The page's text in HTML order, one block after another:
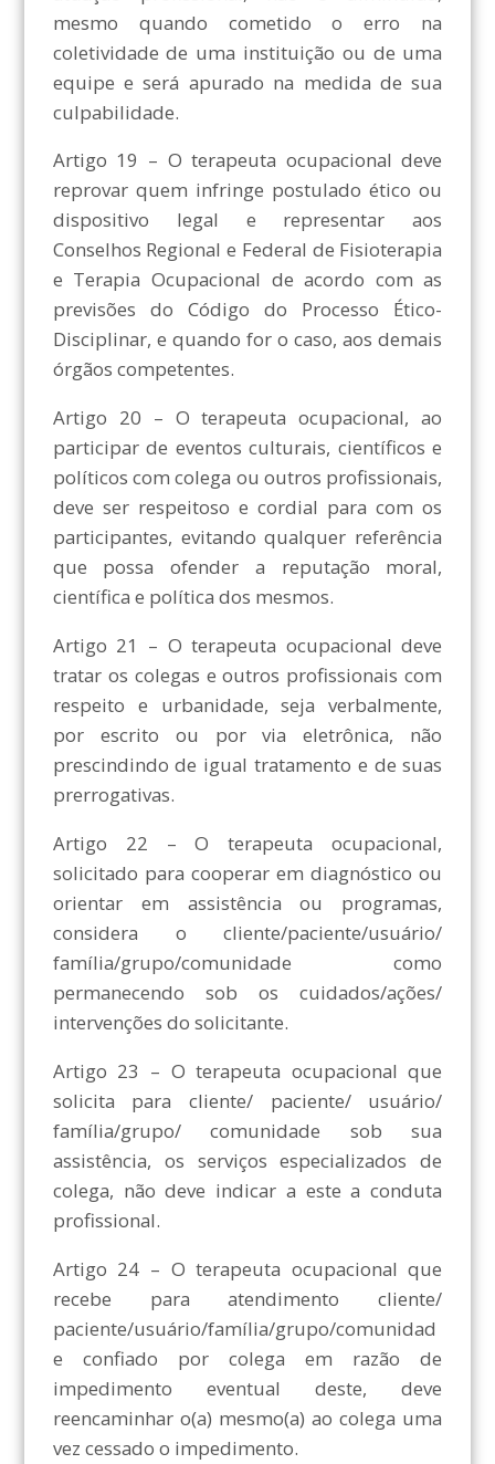
mesmo quando cometido o erro na
coletividade de uma instituição ou de uma
equipe e será apurado na medida de sua
culpabilidade.
Artigo 19 – O terapeuta ocupacional deve
reprovar quem infringe postulado ético ou
dispositivo legal e representar aos
Conselhos Regional e Federal de Fisioterapia
e Terapia Ocupacional de acordo com as
previsões do Código do Processo Ético-
Disciplinar, e quando for o caso, aos demais
órgãos competentes.
Artigo 20 – O terapeuta ocupacional, ao
participar de eventos culturais, científicos e
políticos com colega ou outros profissionais,
deve ser respeitoso e cordial para com os
participantes, evitando qualquer referência
que possa ofender a reputação moral,
científica e política dos mesmos.
Artigo 21 – O terapeuta ocupacional deve
tratar os colegas e outros profissionais com
respeito e urbanidade, seja verbalmente,
por escrito ou por via eletrônica, não
prescindindo de igual tratamento e de suas
prerrogativas.
Artigo 22 – O terapeuta ocupacional,
solicitado para cooperar em diagnóstico ou
orientar em assistência ou programas,
considera o cliente/paciente/usuário/
família/grupo/comunidade como
permanecendo sob os cuidados/ações/
intervenções do solicitante.
Artigo 23 – O terapeuta ocupacional que
solicita para cliente/ paciente/ usuário/
família/grupo/ comunidade sob sua
assistência, os serviços especializados de
colega, não deve indicar a este a conduta
profissional.
Artigo 24 – O terapeuta ocupacional que
recebe para atendimento cliente/
paciente/usuário/família/grupo/comunidad
e confiado por colega em razão de
impedimento eventual deste, deve
reencaminhar o(a) mesmo(a) ao colega uma
vez cessado o impedimento.